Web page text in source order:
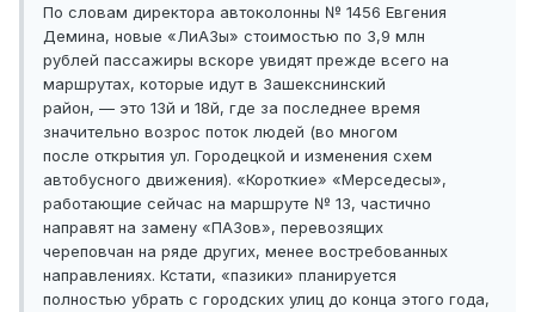
По словам директора автоколонны № 1456 Евгения
Демина, новые «ЛиАЗы» стоимостью по 3,9 млн
рублей пассажиры вскоре увидят прежде всего на
маршрутах, которые идут в Зашекснинский
район, — это 13й и 18й, где за последнее время
значительно возрос поток людей (во многом
после открытия ул. Городецкой и изменения схем
автобусного движения). «Короткие» «Мерседесы»,
работающие сейчас на маршруте № 13, частично
направят на замену «ПАЗов», перевозящих
череповчан на ряде других, менее востребованных
направлениях. Кстати, «пазики» планируется
полностью убрать с городских улиц до конца этого года,